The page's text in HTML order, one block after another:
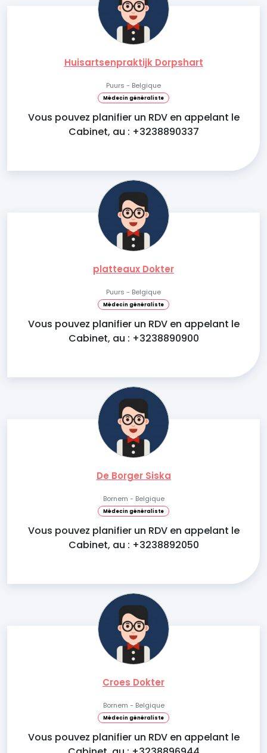
Huisartsenpraktijk Dorpshart
Puurs - Belgique
Médecin généraliste
Vous pouvez planifier un RDV en appelant le
Cabinet, au : +3238890337
platteaux Dokter
Puurs - Belgique
Médecin généraliste
Vous pouvez planifier un RDV en appelant le
Cabinet, au : +3238890900
De Borger Siska
Bornem - Belgique
Médecin généraliste
Vous pouvez planifier un RDV en appelant le
Cabinet, au : +3238892050
Croes Dokter
Bornem - Belgique
Médecin généraliste
Vous pouvez planifier un RDV en appelant le